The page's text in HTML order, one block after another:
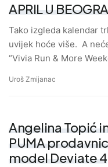
APRIL U
Tako izgleda kalendar
uvijek hoće više. A
“Vivia Run & More
Uroš Zmijanac
Angelina Topić
PUMA
model Deviate 4